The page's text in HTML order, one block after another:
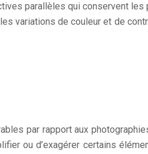
parallèles qui conservent
variations de couleur et de
par rapport aux
ou d’exagérer certains